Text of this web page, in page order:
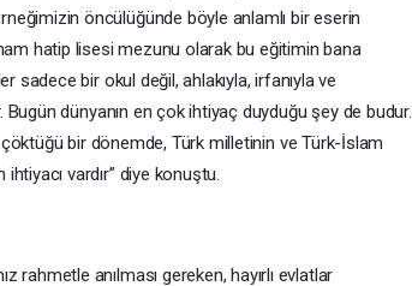
öncülüğünde böyle anlamlı bir eserin
hatip lisesi mezunu olarak bu eğitimin bana
sadece bir okul değil, ahlakıyla, irfanıyla ve
dünyanın en çok ihtiyaç duyduğu şey de budur.
çöktüğü bir dönemde, Türk milletinin ve Türk-İslam
vardır” diye konuştu.
rahmetle anılması gereken, hayırlı evlatlar